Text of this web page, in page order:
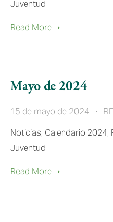
Juventud
Mayo de 2024
15 de mayo de 2024
Noticias, Calendario 2024,
Juventud